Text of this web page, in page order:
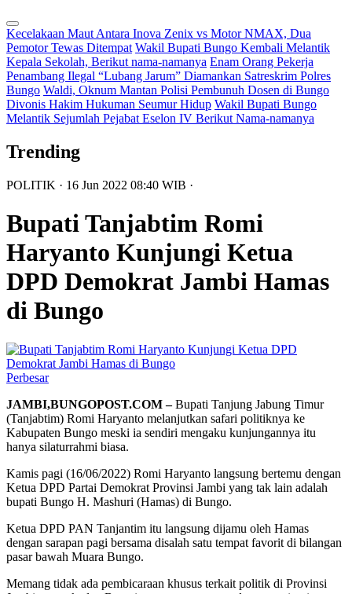
Kecelakaan Maut Antara Inova Zenix vs Motor NMAX, Dua
Pemotor Tewas Ditempat Wakil Bupati Bungo Kembali Melantik
Kepala Sekolah, Berikut nama-namanya Enam Orang Pekerja
Penambang Ilegal “Lubang Jarum” Diamankan Satreskrim Polres
Bungo Waldi, Oknum Mantan Polisi Pembunuh Dosen di Bungo
Divonis Hakim Hukuman Seumur Hidup Wakil Bupati Bungo
Melantik Sejumlah Pejabat Eselon IV Berikut Nama-namanya
Trending
POLITIK · 16 Jun 2022 08:40 WIB ·
Bupati Tanjabtim Romi
Haryanto Kunjungi Ketua
DPD Demokrat Jambi Hamas
di Bungo
Perbesar
JAMBI,BUNGOPOST.COM –Bupati Tanjung Jabung Timur
(Tanjabtim) Romi Haryanto melanjutkan safari politiknya ke
Kabupaten Bungo meski ia sendiri mengaku kunjungannya itu
hanya silaturrahmi biasa.
Kamis pagi (16/06/2022) Romi Haryanto langsung bertemu dengan
Ketua DPD Partai Demokrat Provinsi Jambi yang tak lain adalah
bupati Bungo H. Mashuri (Hamas) di Bungo.
Ketua DPD PAN Tanjantim itu langsung dijamu oleh Hamas
dengan sarapan pagi bersama disalah satu tempat favorit di bilangan
pasar bawah Muara Bungo.
Memang tidak ada pembicaraan khusus terkait politik di Provinsi